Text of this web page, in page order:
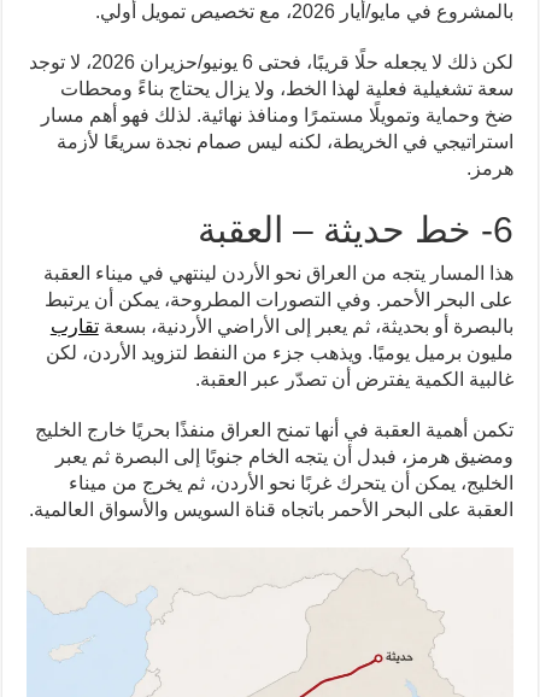
بالمشروع في مايو/أيار 2026، مع تخصيص تمويل أولي.
لكن ذلك لا يجعله حلًا قريبًا، فحتى 6 يونيو/حزيران 2026، لا توجد
سعة تشغيلية فعلية لهذا الخط، ولا يزال يحتاج بناءً ومحطات
ضخ وحماية وتمويلًا مستمرًا ومنافذ نهائية. لذلك فهو أهم مسار
استراتيجي في الخريطة، لكنه ليس صمام نجدة سريعًا لأزمة
هرمز.
6- خط حديثة – العقبة
هذا المسار يتجه من العراق نحو الأردن لينتهي في ميناء العقبة
على البحر الأحمر. وفي التصورات المطروحة، يمكن أن يرتبط
بالبصرة أو بحديثة، ثم يعبر إلى الأراضي الأردنية، بسعةتقارب
مليون برميل يوميًا. ويذهب جزء من النفط لتزويد الأردن، لكن
غالبية الكمية يفترض أن تصدّر عبر العقبة.
تكمن أهمية العقبة في أنها تمنح العراق منفذًا بحريًا خارج الخليج
ومضيق هرمز، فبدل أن يتجه الخام جنوبًا إلى البصرة ثم يعبر
الخليج، يمكن أن يتحرك غربًا نحو الأردن، ثم يخرج من ميناء
العقبة على البحر الأحمر باتجاه قناة السويس والأسواق العالمية.